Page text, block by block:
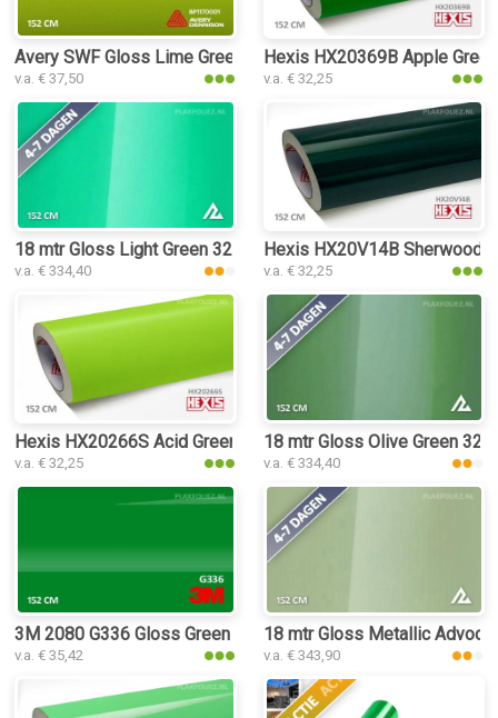
Avery SWF Gloss Lime Green plakfolie
v.a. € 37,50
Hexis HX20369B Apple
v.a. € 32,25
18 mtr Gloss Light Green 3227 plakfolie
v.a. € 334,40
Hexis HX20V14B Sherwood
v.a. € 32,25
Hexis HX20266S Acid Green Satin plakfolie
v.a. € 32,25
18 mtr Gloss Olive Green
v.a. € 334,40
3M 2080 G336 Gloss Green Envy plakfolie
v.a. € 35,42
18 mtr Gloss Metallic
v.a. € 343,90